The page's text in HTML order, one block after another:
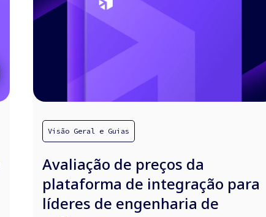
Visão Geral e Guias
Avaliação de preços da
plataforma de integração para
líderes de engenharia de